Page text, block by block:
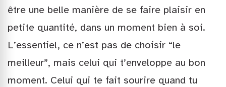
être une belle manière de se faire plaisir en
petite quantité, dans un moment bien à soi.
L’essentiel, ce n’est pas de choisir “le
meilleur”, mais celui qui t’enveloppe au bon
moment. Celui qui te fait sourire quand tu